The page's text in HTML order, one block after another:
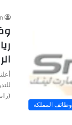
وظائف المملكة
(راتب 5,700